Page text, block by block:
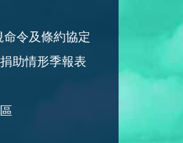
命令及條約協定
助情形季報表